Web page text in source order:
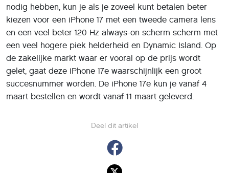
Deel dit artikel
nodig hebben, kun je als je zoveel kunt betalen beter
kiezen voor een iPhone 17 met een tweede camera lens
en een veel beter 120 Hz always-on scherm scherm met
een veel hogere piek helderheid en Dynamic Island. Op
de zakelijke markt waar er vooral op de prijs wordt
gelet, gaat deze iPhone 17e waarschijnlijk een groot
succesnummer worden. De iPhone 17e kun je vanaf 4
maart bestellen en wordt vanaf 11 maart geleverd.